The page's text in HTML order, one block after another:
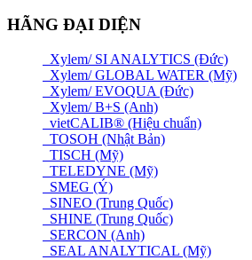
HÃNG ĐẠI DIỆN
Xylem/ SI ANALYTICS (Đức)
Xylem/ GLOBAL WATER (Mỹ)
Xylem/ EVOQUA (Đức)
Xylem/ B+S (Anh)
vietCALIB® (Hiệu chuẩn)
TOSOH (Nhật Bản)
TISCH (Mỹ)
TELEDYNE (Mỹ)
SMEG (Ý)
SINEO (Trung Quốc)
SHINE (Trung Quốc)
SERCON (Anh)
SEAL ANALYTICAL (Mỹ)